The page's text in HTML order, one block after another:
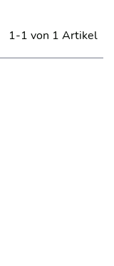
1-1 von 1 Artikel